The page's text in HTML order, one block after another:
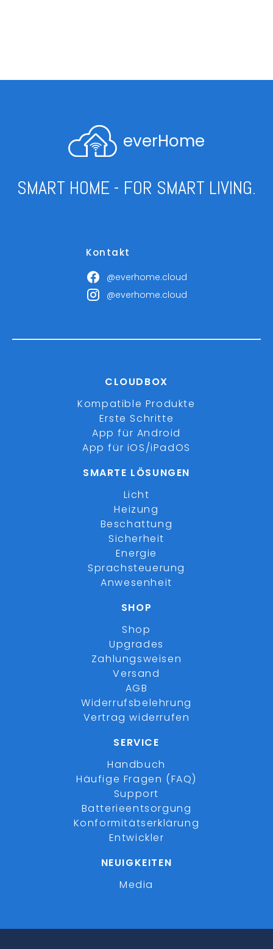
everHome
SMART HOME - FOR SMART LIVING.
Kontakt
@everhome.cloud
@everhome.cloud
CLOUDBOX
Kompatible Produkte
Erste Schritte
App für Android
App für iOS/iPadOS
SMARTE LÖSUNGEN
Licht
Heizung
Beschattung
Sicherheit
Energie
Sprachsteuerung
Anwesenheit
SHOP
Shop
Upgrades
Zahlungsweisen
Versand
AGB
Widerrufsbelehrung
Vertrag widerrufen
SERVICE
Handbuch
Häufige Fragen (FAQ)
Support
Batterieentsorgung
Konformitätserklärung
Entwickler
NEUIGKEITEN
Media